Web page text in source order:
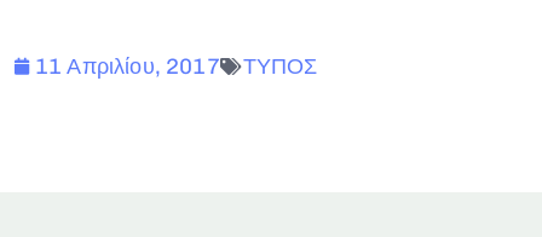
11 Απριλίου, 2017 ΤΥΠΟΣ